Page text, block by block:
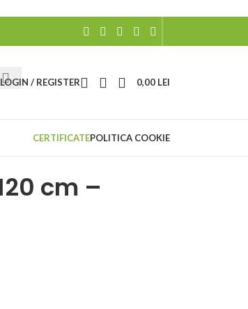
LOGIN / REGISTER 0,00 LEI
CERTIFICATEPOLITICA COOKIE
cm –